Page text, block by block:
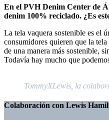
En el PVH Denim Center de
denim 100% reciclado. ¿Es
La tela vaquera sostenible es el
consumidores quieren que la
de una manera más sostenible,
Todavía hay mucho que
TommyXLewis, la
Colaboración con Lewis